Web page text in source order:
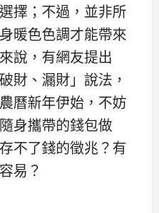
擇；不過，並非所
暖色色調才能帶來
說，有網友提出
財、漏財」說法，
曆新年伊始，不妨
身攜帶的錢包做
不了錢的徵兆？有
易？